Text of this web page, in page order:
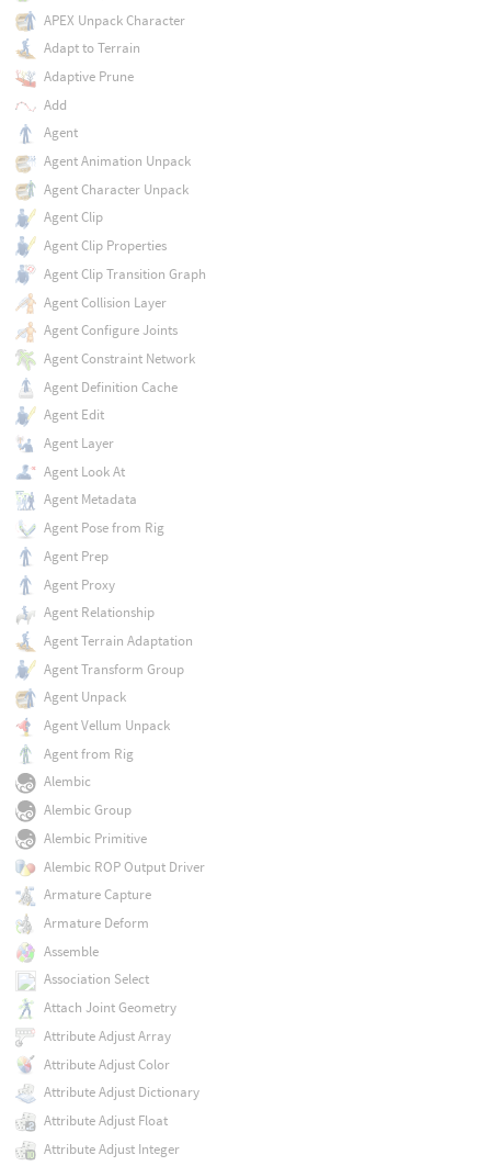
APEX Unpack Character
Adapt to Terrain
Adaptive Prune
Add
Agent
Agent Animation Unpack
Agent Character Unpack
Agent Clip
Agent Clip Properties
Agent Clip Transition Graph
Agent Collision Layer
Agent Configure Joints
Agent Constraint Network
Agent Definition Cache
Agent Edit
Agent Layer
Agent Look At
Agent Metadata
Agent Pose from Rig
Agent Prep
Agent Proxy
Agent Relationship
Agent Terrain Adaptation
Agent Transform Group
Agent Unpack
Agent Vellum Unpack
Agent from Rig
Alembic
Alembic Group
Alembic Primitive
Alembic ROP Output Driver
Armature Capture
Armature Deform
Assemble
Association Select
Attach Joint Geometry
Attribute Adjust Array
Attribute Adjust Color
Attribute Adjust Dictionary
Attribute Adjust Float
Attribute Adjust Integer